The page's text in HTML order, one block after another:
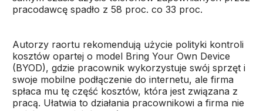
pracodawcę spadło z 58 proc. co 33 proc.
Autorzy raortu rekomendują użycie polityki kontroli
kosztów opartej o model Bring Your Own Device
(BYOD), gdzie pracownik wykorzystuje swój sprzęt i
swoje mobilne podłączenie do internetu, ale firma
spłaca mu tę część kosztów, która jest związana z
pracą. Ułatwia to działania pracownikowi a firma nie